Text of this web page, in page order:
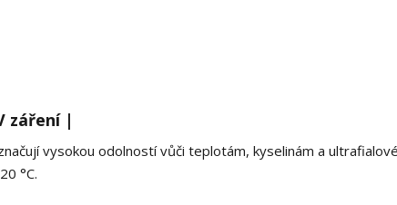
záření |
vysokou odolností vůči teplotám, kyselinám a
°C.